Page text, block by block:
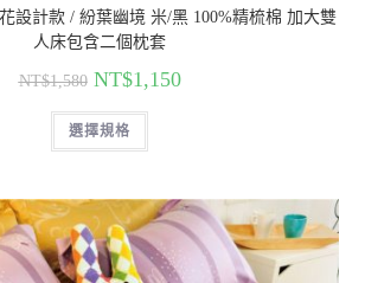
設計款 / 紛葉幽境 米/黑 100%精梳棉 加大雙
人床包含二個枕套
NT$1,580 NT$1,150
選擇規格